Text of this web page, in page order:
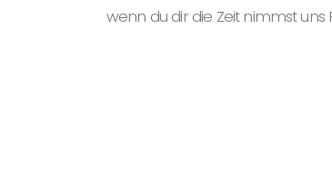
wenn du dir die Zeit nimmst